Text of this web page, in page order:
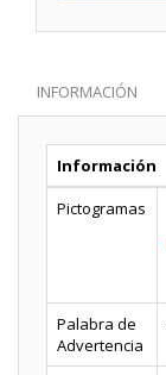
INFORMACIÓN
Información
Pictogramas
Palabra de
Advertencia